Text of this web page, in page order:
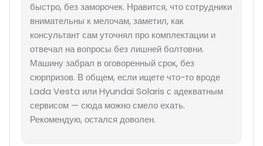
быстро, без заморочек. Нравится, что сотрудники
внимательны к мелочам, заметил, как
консультант сам уточнял про комплектации и
отвечал на вопросы без лишней болтовни.
Машину забрал в оговоренный срок, без
сюрпризов. В общем, если ищете что-то вроде
Lada Vesta или Hyundai Solaris с адекватным
сервисом — сюда можно смело ехать.
Рекомендую, остался доволен.